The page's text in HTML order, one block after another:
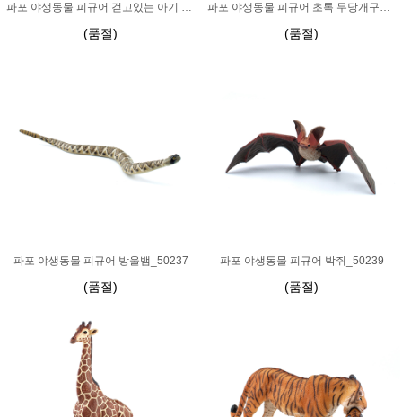
파포 야생동물 피규어 걷고있는 아기 북극곰_50145
(품절)
파포 야생동물 피규어 초록 무당개구리_50176
(품절)
파포 야생동물 피규어 방울뱀_50237
(품절)
파포 야생동물 피규어 박쥐_50239
(품절)